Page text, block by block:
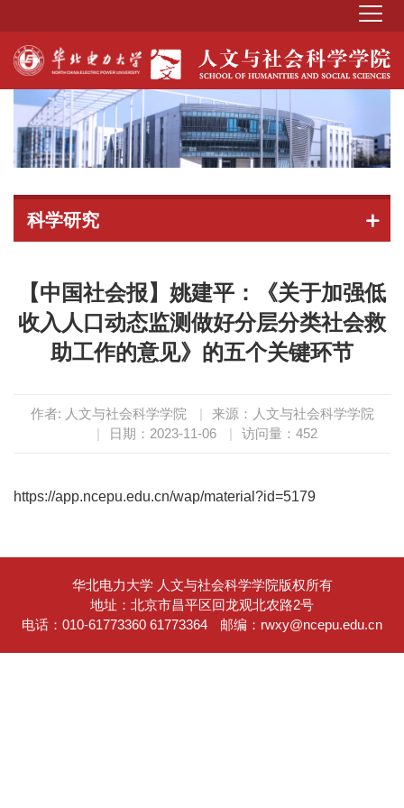
科学研究
【中国社会报】姚建平：《关于加强低
收入人口动态监测做好分层分类社会救
助工作的意见》的五个关键环节
作者: 人文与社会科学学院 |
来源：人文与社会科学学院
|
日期：2023-11-06 | 访问量： 452
https://app.ncepu.edu.cn/wap/material?id=5179
华北电力大学 人文与社会科学学院版权所有
地址：北京市昌平区回龙观北农路2号
电话：010-61773360 61773364
邮编：rwxy@ncepu.edu.cn